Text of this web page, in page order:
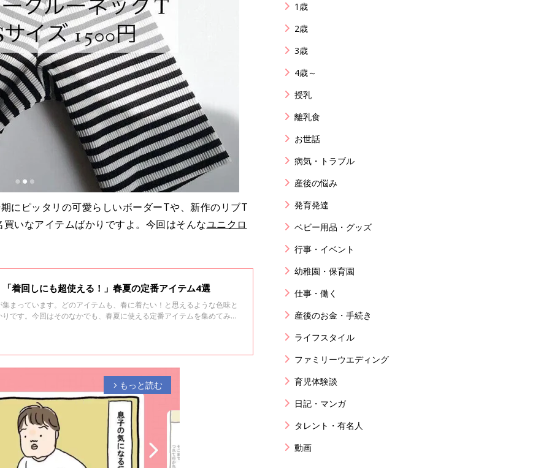
にピッタリの可愛らしいボーダーTや、新作のリブT
いなアイテムばかりですよ。今回はそんなユニクロ
着回しにも超使える！」春夏の定番アイテム4選
まっています。どのアイテムも、春に着たい！と思えるような色味と
です。今回はそのなかでも、春夏に使える定番アイテムを集めてみま
arrow_forward_ios もっと読む
1歳
2歳
3歳
4歳～
授乳
離乳食
お世話
病気・トラブル
産後の悩み
発育発達
ベビー用品・グッズ
行事・イベント
幼稚園・保育園
仕事・働く
産後のお金・手続き
ライフスタイル
ファミリーウエディング
育児体験談
日記・マンガ
タレント・有名人
動画